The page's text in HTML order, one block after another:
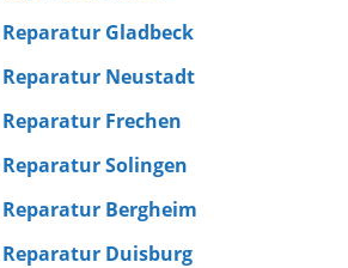
Gladbeck
Neustadt
Frechen
Solingen
Bergheim
Duisburg